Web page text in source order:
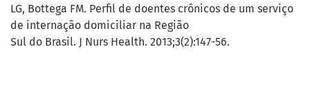
LG, Bottega FM. Perfil de doentes crônicos de um serviço
de internação domiciliar na Região
Sul do Brasil. J Nurs Health. 2013;3(2):147-56.